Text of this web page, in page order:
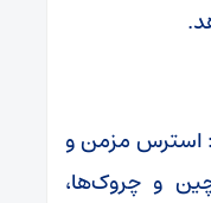
استرس مزمن و
و چروک‌ها،